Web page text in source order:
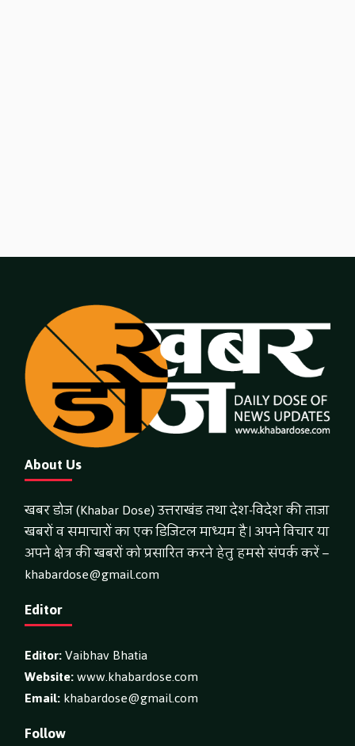
About Us
खबर डोज (Khabar Dose) उत्तराखंड तथा देश-विदेश की ताजा
खबरों व समाचारों का एक डिजिटल माध्यम है। अपने विचार या
अपने क्षेत्र की खबरों को प्रसारित करने हेतु हमसे संपर्क करें –
khabardose@gmail.com
Editor
Editor:Vaibhav Bhatia
Website:www.khabardose.com
Email:khabardose@gmail.com
Follow